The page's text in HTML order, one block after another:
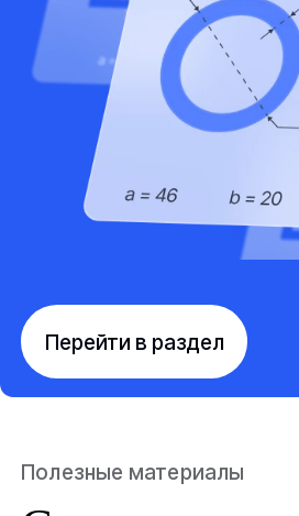
Перейти в раздел
Полезные материалы